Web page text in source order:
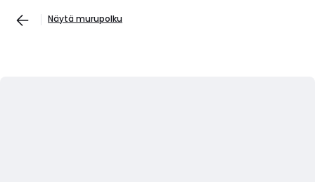
Näytä murupolku